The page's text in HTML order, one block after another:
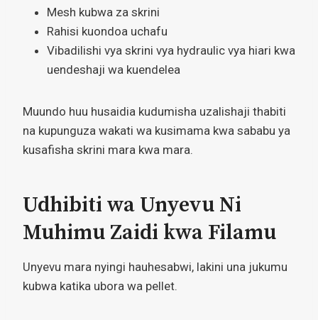
Mesh kubwa za skrini
Rahisi kuondoa uchafu
Vibadilishi vya skrini vya hydraulic vya hiari kwa
uendeshaji wa kuendelea
Muundo huu husaidia kudumisha uzalishaji thabiti
na kupunguza wakati wa kusimama kwa sababu ya
kusafisha skrini mara kwa mara.
Udhibiti wa Unyevu Ni
Muhimu Zaidi kwa Filamu
Unyevu mara nyingi hauhesabwi, lakini una jukumu
kubwa katika ubora wa pellet.